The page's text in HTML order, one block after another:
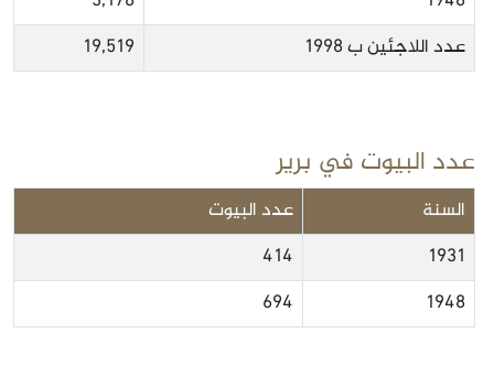
عدد اللاجئين ب 1998
19,519
عدد البيوت في برير
السنة
عدد البيوت
1931
414
1948
694